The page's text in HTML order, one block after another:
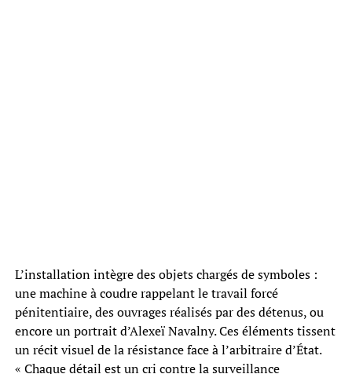
L’installation intègre des objets chargés de symboles :
une machine à coudre rappelant le travail forcé
pénitentiaire, des ouvrages réalisés par des détenus, ou
encore un portrait d’Alexeï Navalny. Ces éléments tissent
un récit visuel de la résistance face à l’arbitraire d’État.
« Chaque détail est un cri contre la surveillance